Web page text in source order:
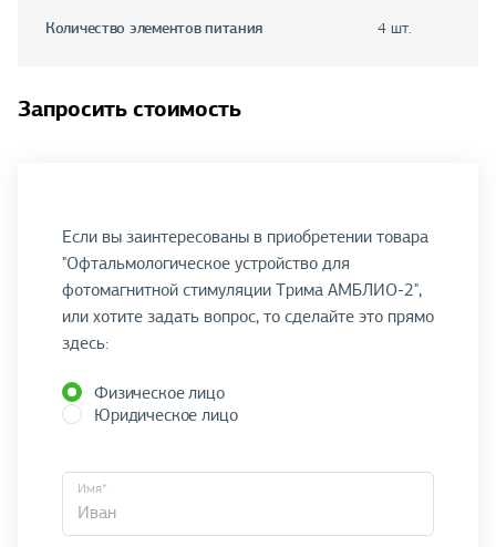
Количество элементов питания 4 шт.
Запросить стоимость
Если вы заинтересованы в приобретении товара
"Офтальмологическое устройство для
фотомагнитной стимуляции Трима АМБЛИО-2",
или хотите задать вопрос, то сделайте это прямо
здесь:
Физическое лицо
Юридическое лицо
Имя*